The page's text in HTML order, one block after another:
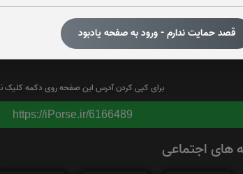
قصد حمایت ندارم - ورود به صفحه یادبود
تعداد بازدید : 102
برای کپی کردن آدرس این صفحه روی دکمه کلیک
https://iPorse.ir/6166489
های اجتماعی